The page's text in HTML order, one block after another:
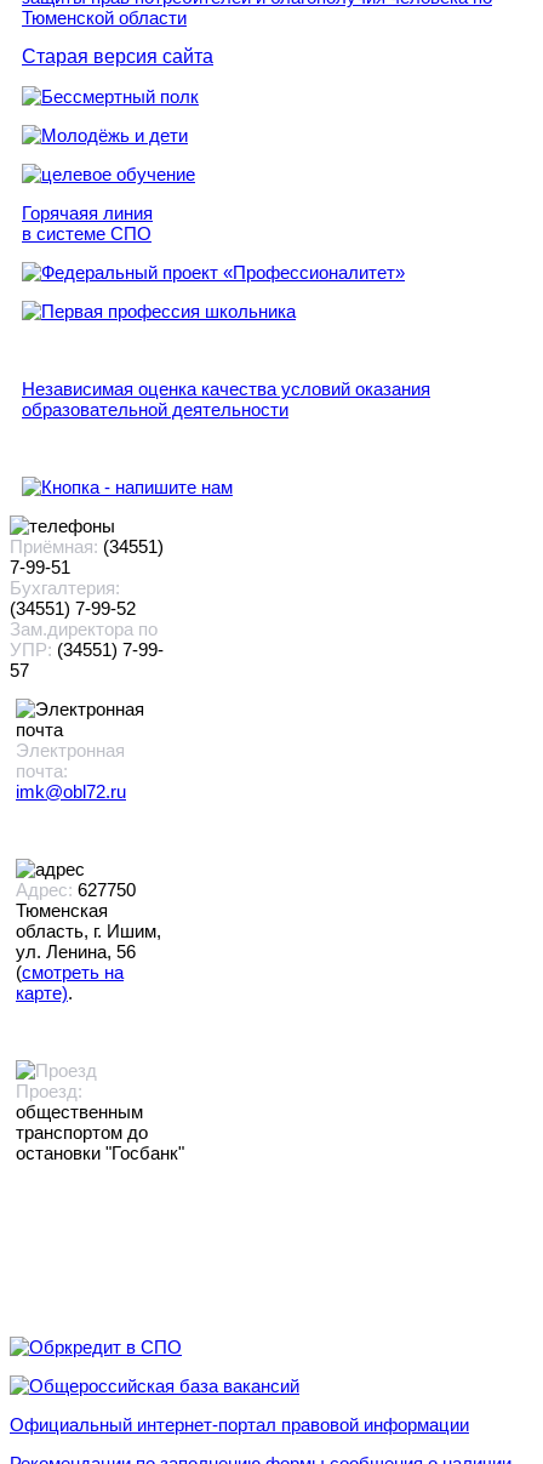
Старая версия сайта
Горячаяя линия
в системе СПО
Независимая оценка качества условий оказания
образовательной деятельности
Приёмная: (34551)
7-99-51
Бухгалтерия:
(34551) 7-99-52
Зам.директора по
УПР: (34551) 7-99-
57
Электронная
почта:
imk@obl72.ru
Адрес: 627750
Тюменская
область, г. Ишим,
ул. Ленина, 56
(смотреть на
карте).
Проезд:
общественным
транспортом до
остановки "Госбанк"
Официальный интернет-портал правовой информации